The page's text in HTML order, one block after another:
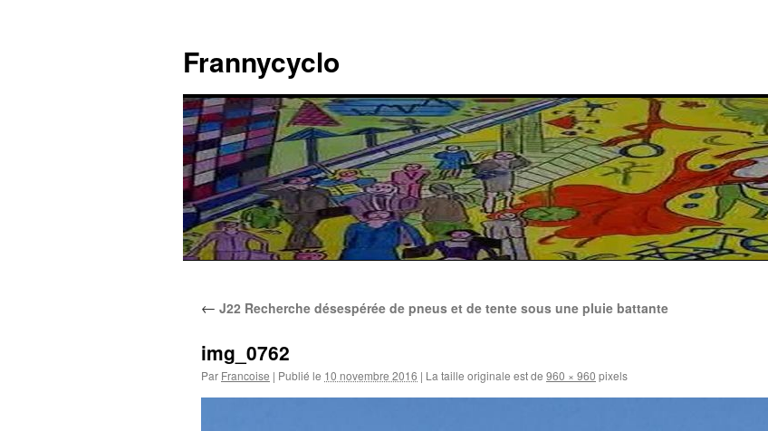
contenu
Frannycyclo
← J22 Recherche désespérée de pneus et de tente sous une pluie battante
img_0762
Par Francoise | Publié le 10 novembre 2016 | La taille originale est de 960 × 960 pixels